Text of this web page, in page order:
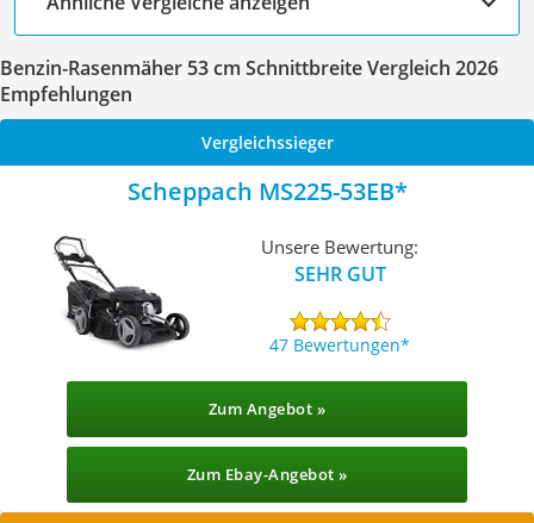
Benzin-Rasenmäher 53 cm Schnittbreite Vergleich 2026
Empfehlungen
Vergleichssieger
Scheppach MS225-53EB
Unsere Bewertung:
SEHR GUT
47 Bewertungen
Zum Angebot »
Zum Ebay-Angebot »